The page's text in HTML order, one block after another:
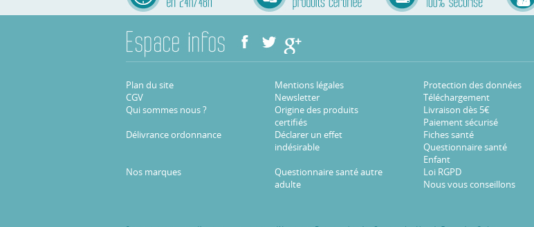
Plan du site Mentions légales
Protection des données
CGV
Newsletter
Téléchargement
Qui sommes nous ?
Origine des produits
certifiés
Livraison dès 5€
Paiement sécurisé
Délivrance ordonnance
Déclarer un effet
indésirable
Fiches santé
Questionnaire santé
Enfant
Nos marques
Questionnaire santé autre
adulte
Loi RGPD
Nous vous conseillons